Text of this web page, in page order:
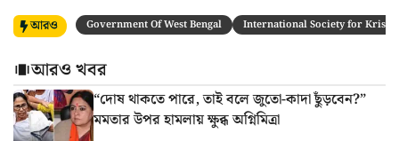
আরও Government Of West Bengal International Society for
আরও খবর
“দোষ থাকতে পারে, তাই বলে জুতো-কাদা ছুঁড়বেন?”
মমতার উপর হামলায় ক্ষুব্ধ অগ্নিমিত্রা